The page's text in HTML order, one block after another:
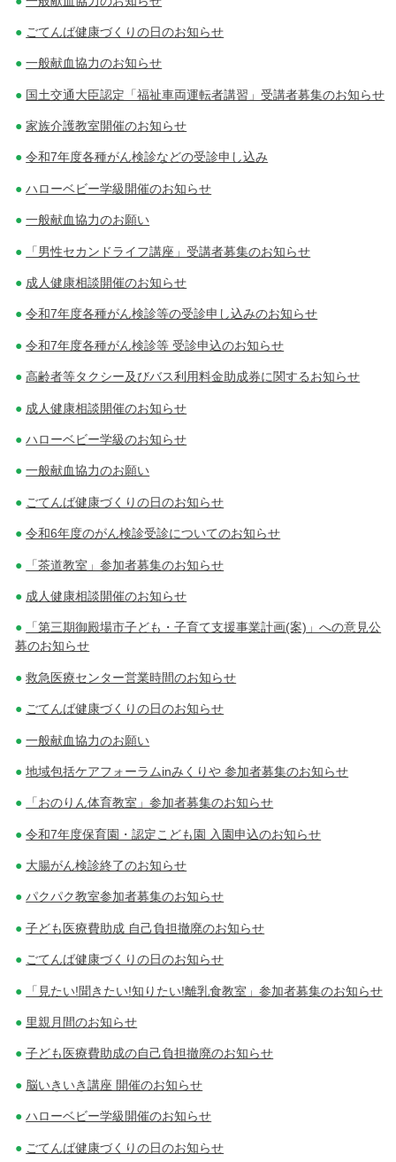
ごてんば健康づくりの日のお知らせ
一般献血協力のお知らせ
国土交通大臣認定「福祉車両運転者講習」受講者募集のお知らせ
家族介護教室開催のお知らせ
令和7年度各種がん検診などの受診申し込み
ハローベビー学級開催のお知らせ
一般献血協力のお願い
「男性セカンドライフ講座」受講者募集のお知らせ
成人健康相談開催のお知らせ
令和7年度各種がん検診等の受診申し込みのお知らせ
令和7年度各種がん検診等 受診申込のお知らせ
高齢者等タクシー及びバス利用料金助成券に関するお知らせ
成人健康相談開催のお知らせ
ハローベビー学級のお知らせ
一般献血協力のお願い
ごてんば健康づくりの日のお知らせ
令和6年度のがん検診受診についてのお知らせ
「茶道教室」参加者募集のお知らせ
成人健康相談開催のお知らせ
「第三期御殿場市子ども・子育て支援事業計画(案)」への意見公
募のお知らせ
救急医療センター営業時間のお知らせ
ごてんば健康づくりの日のお知らせ
一般献血協力のお願い
地域包括ケアフォーラムinみくりや 参加者募集のお知らせ
「おのりん体育教室」参加者募集のお知らせ
令和7年度保育園・認定こども園 入園申込のお知らせ
大腸がん検診終了のお知らせ
パクパク教室参加者募集のお知らせ
子ども医療費助成 自己負担撤廃のお知らせ
ごてんば健康づくりの日のお知らせ
「見たい!聞きたい!知りたい!離乳食教室」参加者募集のお知らせ
里親月間のお知らせ
子ども医療費助成の自己負担撤廃のお知らせ
脳いきいき講座 開催のお知らせ
ハローベビー学級開催のお知らせ
ごてんば健康づくりの日のお知らせ